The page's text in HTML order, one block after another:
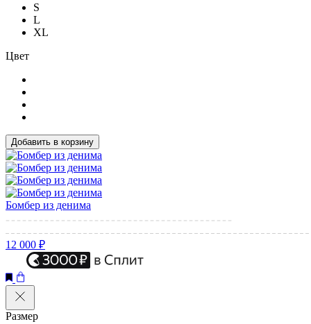
S
L
XL
Цвет
Добавить в корзину
Бомбер из денима
12 000 ₽
Размер